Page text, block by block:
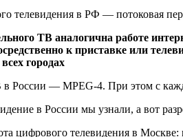
телевидения в РФ — потоковая
ТВ аналогична работе
к приставке или
городах
России — MPEG-4. При этом с
в России мы узнали, а вот
цифрового телевидения в Москве: